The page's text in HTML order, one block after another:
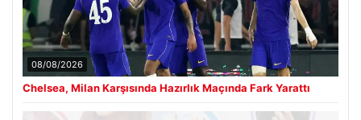
08/08/2026
Chelsea, Milan Karşısında Hazırlık Maçında Fark Yarattı